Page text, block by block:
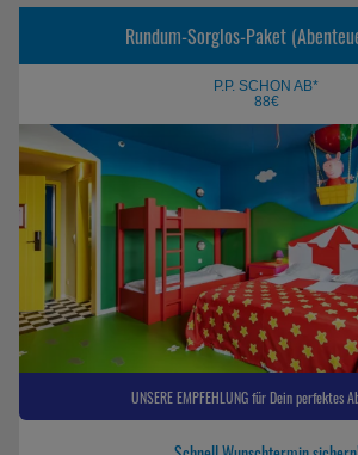
Rundum-Sorglos-Paket
P.P. SCHON AB*
88€
UNSERE EMPFEHLUNG für Dein perfektes